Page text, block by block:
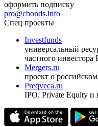
оформить подписку
pro@cbonds.info
Спец проекты
Investfunds
универсальный
частного инвестора
проект о
Preqveca.ru